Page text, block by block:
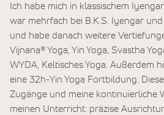
Ich habe mich in klassischem
war mehrfach bei B.K.S. Iyengar
und habe danach weitere
Vijnana® Yoga, Yin Yoga, Svastha
WYDA, Keltisches Yoga. Außerdem
eine 32h-Yin Yoga Fortbildung.
Zugänge und meine kontinuierliche
meinen Unterricht: präzise